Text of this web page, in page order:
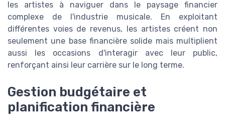
les artistes à naviguer dans le paysage financier
complexe de l'industrie musicale. En exploitant
différentes voies de revenus, les artistes créent non
seulement une base financière solide mais multiplient
aussi les occasions d'interagir avec leur public,
renforçant ainsi leur carrière sur le long terme.
Gestion budgétaire et
planification financière